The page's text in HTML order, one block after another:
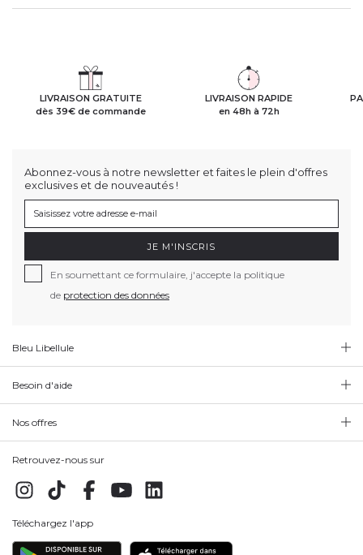
LIVRAISON GRATUITE
dès 39€ de commande
LIVRAISON RAPIDE
en 48h à 72h
Abonnez-vous à notre newsletter et faites le plein d'offres
exclusives et de nouveautés !
JE M'INSCRIS
En soumettant ce formulaire, j'accepte la politique
de protection des données
Bleu Libellule
Besoin d'aide
Nos offres
Retrouvez-nous sur
Téléchargez l'app